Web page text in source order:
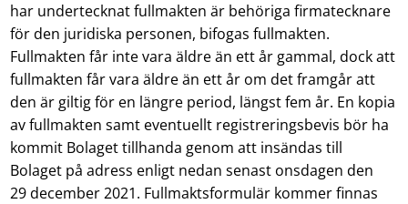
har undertecknat fullmakten är behöriga firmatecknare
för den juridiska personen, bifogas fullmakten.
Fullmakten får inte vara äldre än ett år gammal, dock att
fullmakten får vara äldre än ett år om det framgår att
den är giltig för en längre period, längst fem år. En kopia
av fullmakten samt eventuellt registreringsbevis bör ha
kommit Bolaget tillhanda genom att insändas till
Bolaget på adress enligt nedan senast onsdagen den
29 december 2021. Fullmaktsformulär kommer finnas